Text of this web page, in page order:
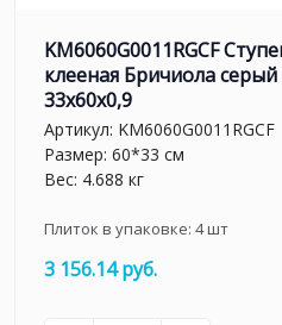
KM6060G0011RGCF
клееная Бричиола
33x60x0,9
Артикул: KM6060G0011RGCF
Размер: 60*33 см
Вес: 4.688 кг
Плиток в упаковке: 4шт
3 156.14 руб.